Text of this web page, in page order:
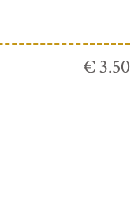
€ 3.50